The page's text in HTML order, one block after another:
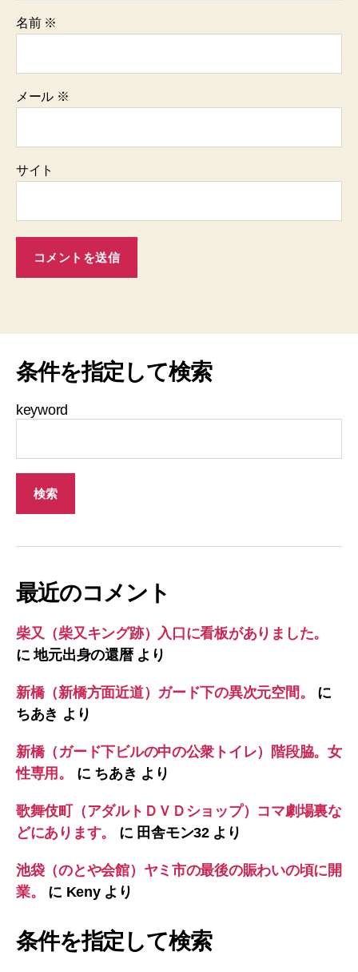
名前 ※
メール ※
サイト
条件を指定して検索
keyword
最近のコメント
柴又（柴又キング跡）入口に看板がありました。
に地元出身の還暦より
新橋（新橋方面近道）ガード下の異次元空間。
に
ちあき より
新橋（ガード下ビルの中の公衆トイレ）階段脇。女
性専用。
に ちあき より
歌舞伎町（アダルトＤＶＤショップ）コマ劇場裏な
どにあります。
に 田舎モン32より
池袋（のとや会館）ヤミ市の最後の賑わいの頃に開
業。
に Kenyより
条件を指定して検索